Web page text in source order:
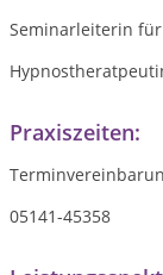
Seminarleiterin für
Praxiszeiten:
05141-45358